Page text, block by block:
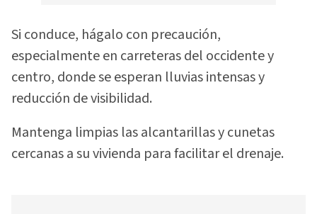
Si conduce, hágalo con precaución,
especialmente en carreteras del occidente y
centro, donde se esperan lluvias intensas y
reducción de visibilidad.
Mantenga limpias las alcantarillas y cunetas
cercanas a su vivienda para facilitar el drenaje.